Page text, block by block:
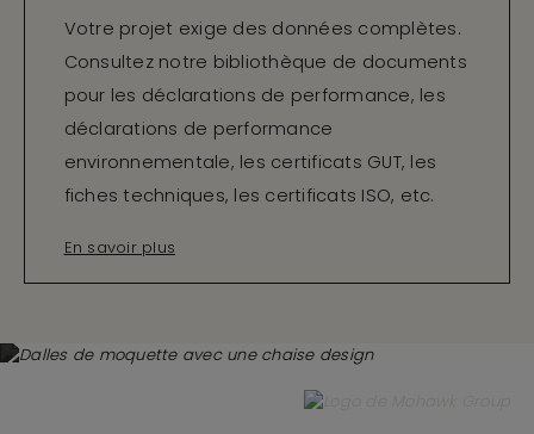
Votre projet exige des données complètes.
Consultez notre bibliothèque de documents
pour les déclarations de performance, les
déclarations de performance
environnementale, les certificats GUT, les
fiches techniques, les certificats ISO, etc.
En savoir plus